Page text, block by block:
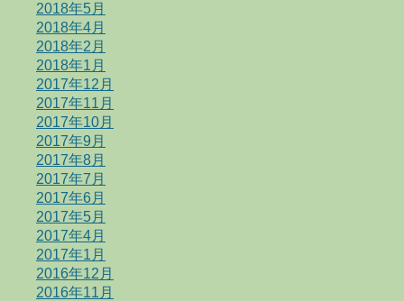
2018年5月
2018年4月
2018年2月
2018年1月
2017年12月
2017年11月
2017年10月
2017年9月
2017年8月
2017年7月
2017年6月
2017年5月
2017年4月
2017年1月
2016年12月
2016年11月